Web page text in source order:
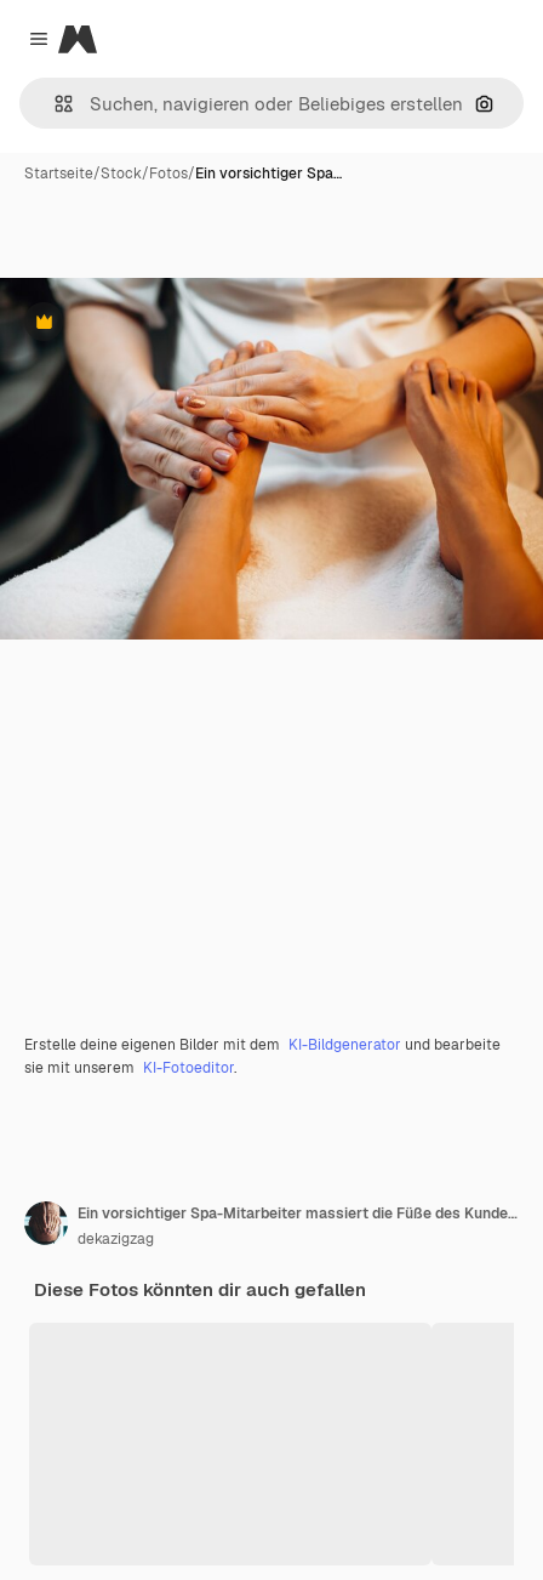
Close menu
Magnific
Nach
Startseite/Stock/Fotos/Ein vorsichtiger Spa…
Premium
Erstelle deine eigenen Bilder mit dem KI-Bildgenerator und bearbeite
sie mit unserem KI-Fotoeditor.
Ein vorsichtiger Spa-Mitarbeiter massiert die Füße des Kunden, bevor er zum nächsten Spa-Eingriff übergeht
dekazigzag
Diese Fotos könnten dir auch gefallen